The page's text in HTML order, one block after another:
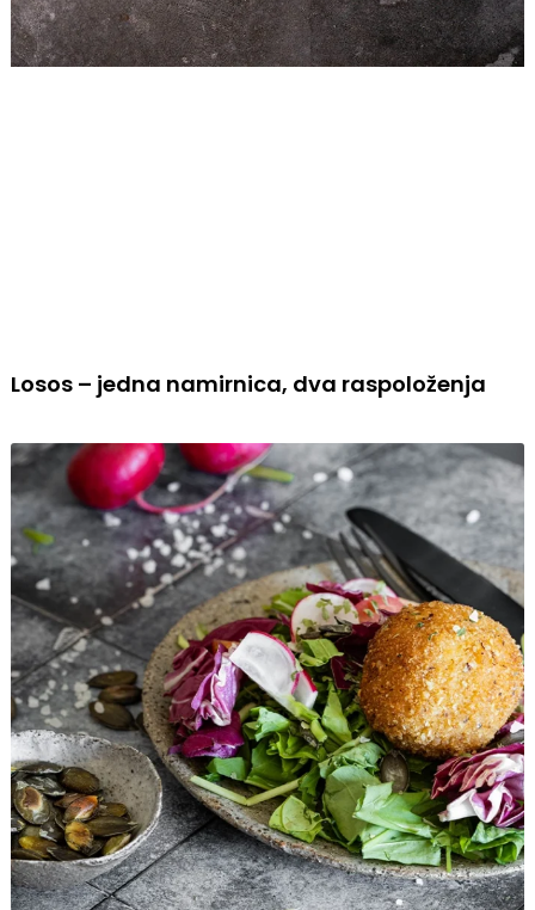
Losos – jedna namirnica, dva raspoloženja